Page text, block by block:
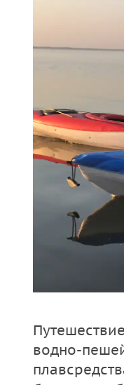
водно-